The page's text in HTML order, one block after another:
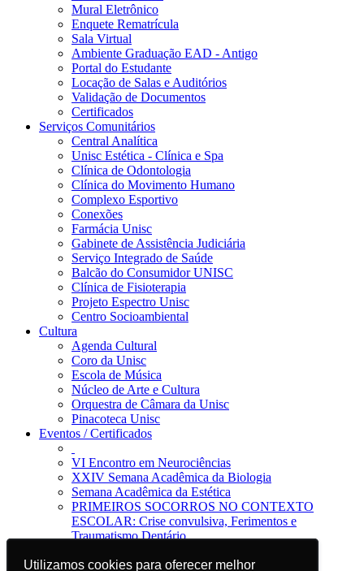
Utilizamos cookies para oferecer melhor
Utilizamos cookies para oferecer melhor
Mural Eletrônico
Enquete Rematrícula
Sala Virtual
Ambiente Graduação EAD - Antigo
Portal do Estudante
Locação de Salas e Auditórios
Validação de Documentos
Certificados
Serviços Comunitários
Central Analítica
Unisc Estética - Clínica e Spa
Clínica de Odontologia
Clínica do Movimento Humano
Complexo Esportivo
Conexões
Farmácia Unisc
Gabinete de Assistência Judiciária
Serviço Integrado de Saúde
Balcão do Consumidor UNISC
Clínica de Fisioterapia
Projeto Espectro Unisc
Centro Socioambiental
Cultura
Agenda Cultural
Coro da Unisc
Escola de Música
Núcleo de Arte e Cultura
Orquestra de Câmara da Unisc
Pinacoteca Unisc
Eventos / Certificados
VI Encontro em Neurociências
XXIV Semana Acadêmica da Biologia
Semana Acadêmica da Estética
PRIMEIROS SOCORROS NO CONTEXTO
ESCOLAR: Crise convulsiva, Ferimentos e
Traumatismo Dentário
Jornal da Unisc